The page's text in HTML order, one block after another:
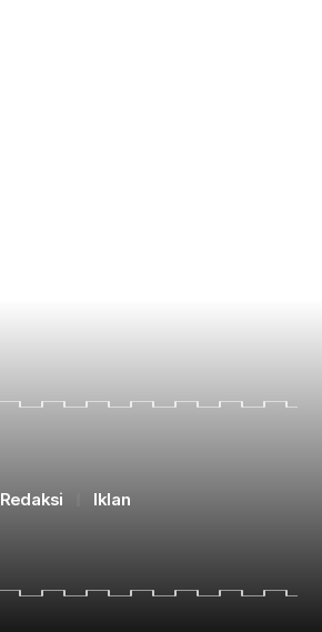
Redaksi Iklan